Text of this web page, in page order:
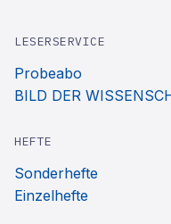
LESERSERVICE
Probeabo
BILD DER
HEFTE
Sonderhefte
Einzelhefte